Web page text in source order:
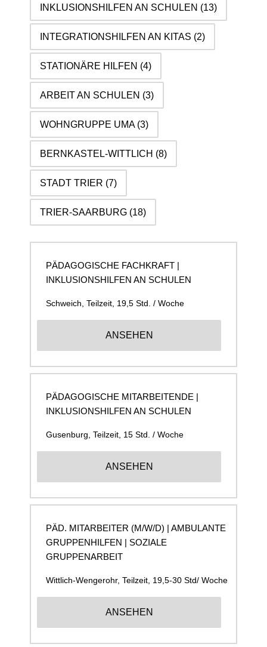
INKLUSIONSHILFEN AN SCHULEN (13)
INTEGRATIONSHILFEN AN KITAS (2)
STATIONÄRE HILFEN (4)
ARBEIT AN SCHULEN (3)
WOHNGRUPPE UMA (3)
BERNKASTEL-WITTLICH (8)
STADT TRIER (7)
TRIER-SAARBURG (18)
PÄDAGOGISCHE FACHKRAFT |
INKLUSIONSHILFEN AN SCHULEN
Schweich Teilzeit, 19,5 Std. / Woche
ANSEHEN
PÄDAGOGISCHE MITARBEITENDE |
INKLUSIONSHILFEN AN SCHULEN
Gusenburg Teilzeit, 15 Std. / Woche
ANSEHEN
PÄD. MITARBEITER (M/W/D) | AMBULANTE
GRUPPENHILFEN | SOZIALE
GRUPPENARBEIT
Wittlich-Wengerohr, Teilzeit, 19,5-30 Std/ Woche
ANSEHEN